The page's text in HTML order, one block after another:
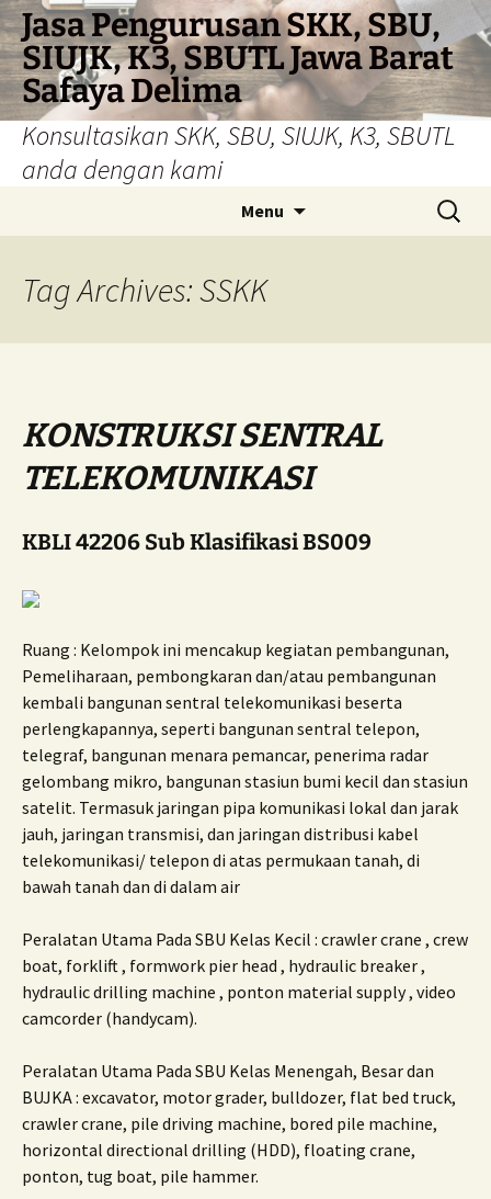
Skip
to
content
Jasa Pengurusan SKK, SBU,
SIUJK, K3, SBUTL Jawa Barat
Safaya Delima
Konsultasikan SKK, SBU, SIUJK, K3, SBUTL
anda dengan kami
Menu
Search
for:
Tag Archives: SSKK
KONSTRUKSI SENTRAL
TELEKOMUNIKASI
KBLI 42206 Sub Klasifikasi BS009
Ruang : Kelompok ini mencakup kegiatan pembangunan,
Pemeliharaan, pembongkaran dan/atau pembangunan
kembali bangunan sentral telekomunikasi beserta
perlengkapannya, seperti bangunan sentral telepon,
telegraf, bangunan menara pemancar, penerima radar
gelombang mikro, bangunan stasiun bumi kecil dan stasiun
satelit. Termasuk jaringan pipa komunikasi lokal dan jarak
jauh, jaringan transmisi, dan jaringan distribusi kabel
telekomunikasi/ telepon di atas permukaan tanah, di
bawah tanah dan di dalam air
Peralatan Utama Pada SBU Kelas Kecil : crawler crane , crew
boat, forklift , formwork pier head , hydraulic breaker ,
hydraulic drilling machine , ponton material supply , video
camcorder (handycam).
Peralatan Utama Pada SBU Kelas Menengah, Besar dan
BUJKA : excavator, motor grader, bulldozer, flat bed truck,
crawler crane, pile driving machine, bored pile machine,
horizontal directional drilling (HDD), floating crane,
ponton, tug boat, pile hammer.